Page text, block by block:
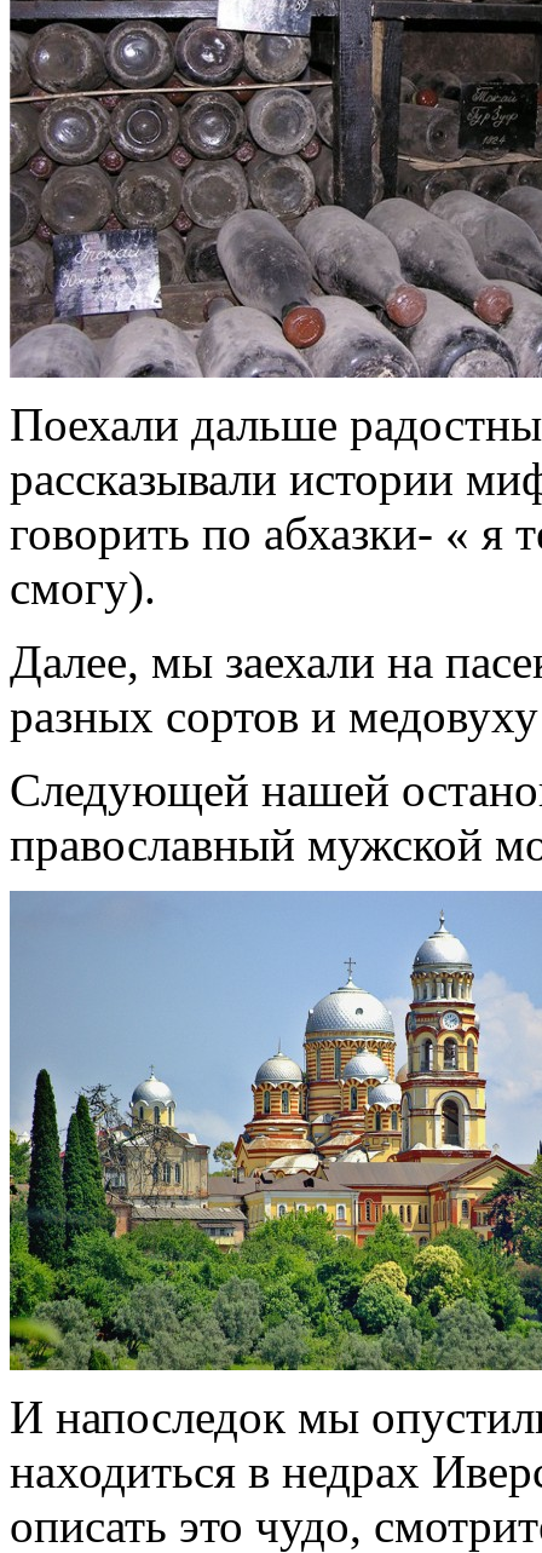
Поехали дальше
рассказывали истории
говорить по абхазки- « я
смогу).
Далее, мы заехали на
разных сортов и
Следующей нашей
православный мужской
И напоследок мы
находиться в недрах
описать это чудо,